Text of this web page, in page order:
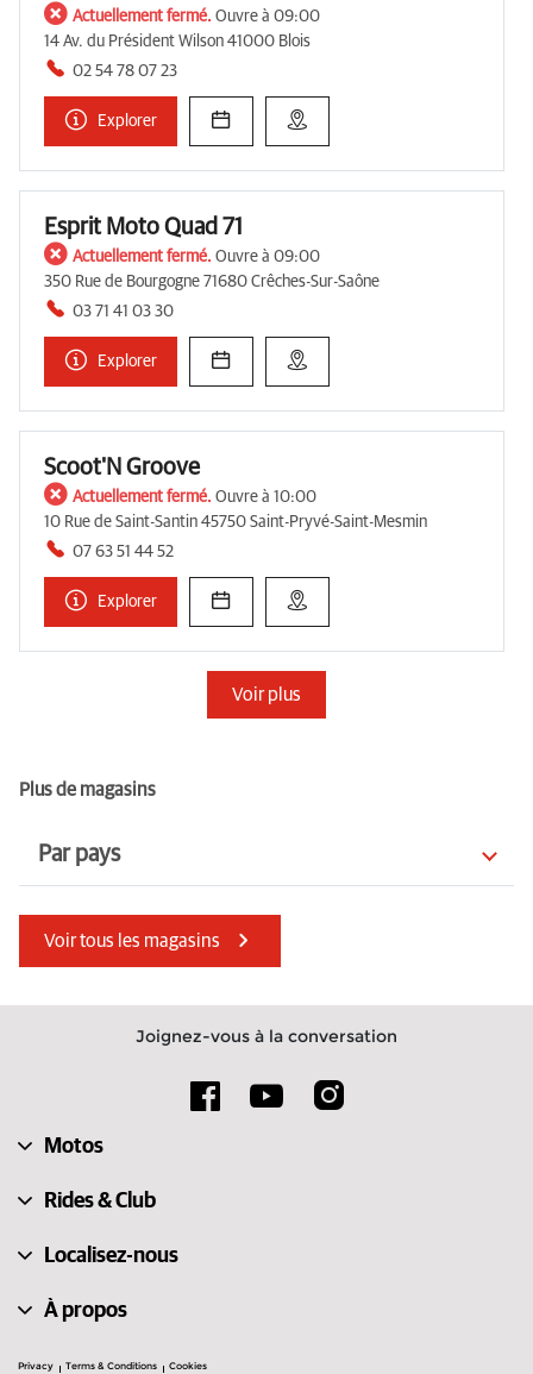
Actuellement fermé. Ouvre à 09:00
14 Av. du Président Wilson 41000 Blois
02 54 78 07 23
Explorer
Esprit Moto Quad 71
Actuellement fermé. Ouvre à 09:00
350 Rue de Bourgogne 71680 Crêches-Sur-Saône
03 71 41 03 30
Explorer
Scoot'N Groove
Actuellement fermé. Ouvre à 10:00
10 Rue de Saint-Santin 45750 Saint-Pryvé-Saint-Mesmin
07 63 51 44 52
Explorer
Voir plus
Plus de magasins
Par pays
Norvège
États-Unis
Macédoine du Nord
Finlande
Voir tous les magasins
Joignez-vous à la conversation
Motos
Rides & Club
Localisez-nous
À propos
Privacy Terms & Conditions Cookies